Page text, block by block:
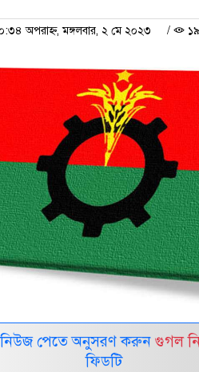
অপরাহ্ন, মঙ্গলবার, ২ মে ২০২৩ /
নিউজ পেতে অনুসরণ করুন গুগল
ফিডটি